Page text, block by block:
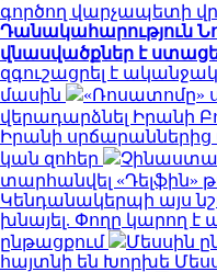
գործող վարչապետի
Դանակահարություն
վնասվածքներ է
զգուշացրել է
մասին
«Ռոսատոմը»
վերադարձնել Իրանի
Իրանի սրճարաններից
կան զոհեր
տարհանվել «Դելֆին»
Կենդանակերպի այս
խնայել. Փողը կարող է
ընթացքում
Մեսսին
հայտնի են Խորխե